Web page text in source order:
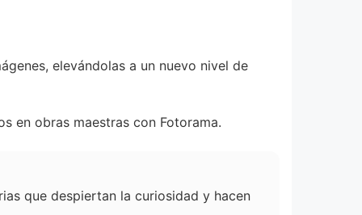
elevándolas a un nuevo nivel de
en obras maestras con Fotorama.
que despiertan la curiosidad y hacen